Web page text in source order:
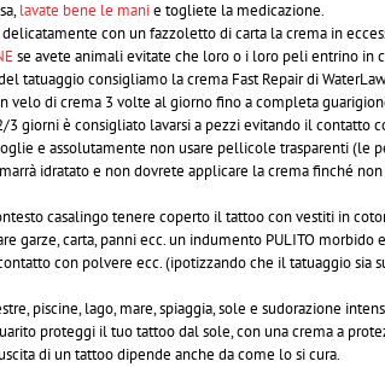
lavate bene le manie togliete la medicazione.
con un fazzoletto di carta la crema in
se avete animali evitate che loro o i loro peli entrino
tatuaggio consigliamo la crema Fast Repair di WaterLaw
velo di crema 3 volte al giorno fino a completa
3 giorni è consigliato lavarsi a pezzi evitando il contatto
e assolutamente non usare pellicole trasparenti (le
idratato e non dovrete applicare la crema finché
casalingo tenere coperto il tattoo con vestiti in
garze, carta, panni ecc. un indumento PULITO
con polvere ecc. (ipotizzando che il tatuaggio sia
piscine, lago, mare, spiaggia, sole e sudorazione
proteggi il tuo tattoo dal sole, con una crema a
di un tattoo dipende anche da come lo si cura.